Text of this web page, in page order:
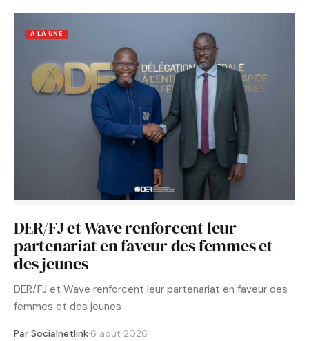
A LA UNE
DER/FJ et Wave renforcent leur
partenariat en faveur des femmes et
des jeunes
DER/FJ et Wave renforcent leur partenariat en faveur des
femmes et des jeunes
Par Socialnetlink·6 août 2026